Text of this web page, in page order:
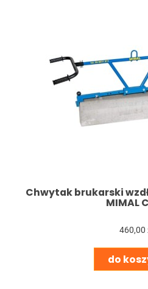
Chwytak brukarski
MIMAL
460,00
do